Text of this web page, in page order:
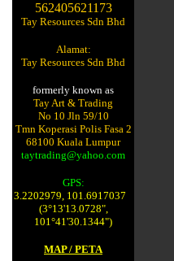
562405621173
Tay Resources Sdn Bhd
Alamat:
Tay Resources Sdn Bhd
formerly known as
Tay Art & Trading
No 10 Jln 59/10
Tmn Koperasi Polis Fasa 2
68100 Kuala Lumpur
taytrading@yahoo.com
GPS:
3.2202979, 101.6917037
(3°13'13.0728",
101°41'30.1344")
MAP / PETA